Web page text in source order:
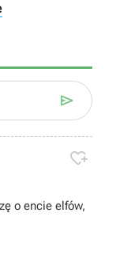


o encie elfów,